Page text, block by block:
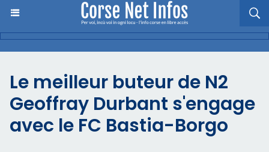
Le meilleur buteur de N2
Geoffray Durbant s'engage
avec le FC Bastia-Borgo